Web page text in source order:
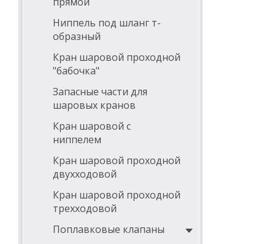
Ниппель под шланг т-
образный
Кран шаровой проходной
"бабочка"
Запасные части для
шаровых кранов
Кран шаровой с
ниппелем
Кран шаровой проходной
двухходовой
Кран шаровой проходной
трехходовой
Поплавковые клапаны